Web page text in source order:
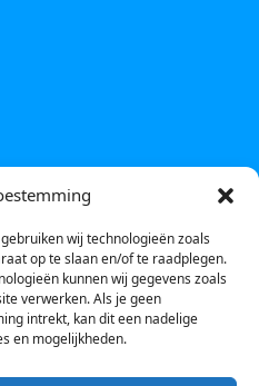
wij technologieën zoals
op te slaan en/of te raadplegen.
kunnen wij gegevens zoals
verwerken. Als je geen
intrekt, kan dit een nadelige
en mogelijkheden.